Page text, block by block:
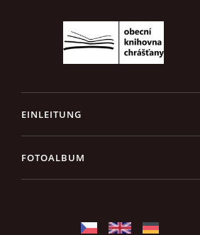
EINLEITUNG
FOTOALBUM